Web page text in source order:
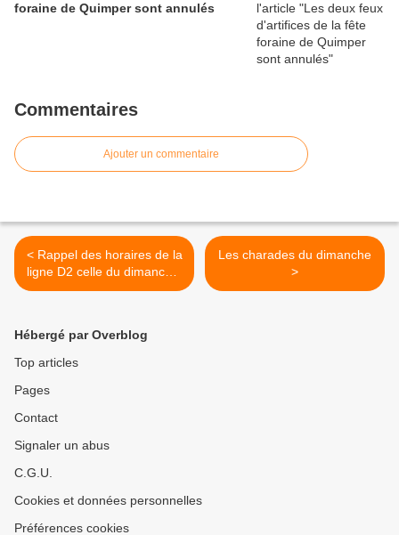
foraine de Quimper sont annulés
Commentaires
Ajouter un commentaire
< Rappel des horaires de la
ligne D2 celle du dimanche,
Université-centre ville en
Les charades du dimanche
>
Hébergé par Overblog
Top articles
Pages
Contact
Signaler un abus
C.G.U.
Cookies et données personnelles
Préférences cookies